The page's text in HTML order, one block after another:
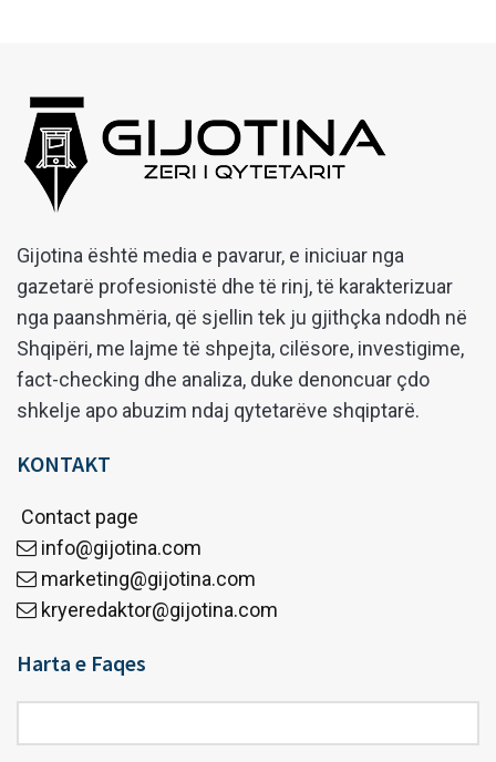
Gijotina është media e pavarur, e iniciuar nga
gazetarë profesionistë dhe të rinj, të karakterizuar
nga paanshmëria, që sjellin tek ju gjithçka ndodh në
Shqipëri, me lajme të shpejta, cilësore, investigime,
fact-checking dhe analiza, duke denoncuar çdo
shkelje apo abuzim ndaj qytetarëve shqiptarë.
KONTAKT
Contact page
info@gijotina.com
marketing@gijotina.com
kryeredaktor@gijotina.com
Harta e Faqes
e